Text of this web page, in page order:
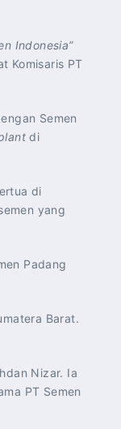
Indonesia”
Komisaris PT
Semen
di
di
yang
Padang
Barat.
Nizar. Ia
PT Semen